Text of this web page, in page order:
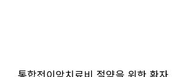
통합전이암치료비 절약을 위한 환